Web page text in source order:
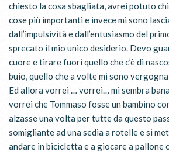
chiesto la cosa sbagliata, avrei potuto
cose più importanti e invece mi sono
dall’impulsività e dall’entusiasmo del
sprecato il mio unico desiderio. Devo
cuore e tirare fuori quello che c’è di
buio, quello che a volte mi sono
Ed allora vorrei … vorrei… mi sembra
vorrei che Tommaso fosse un bambino
alzasse una volta per tutte da questo
somigliante ad una sedia a rotelle e si
andare in bicicletta e a giocare a pallone